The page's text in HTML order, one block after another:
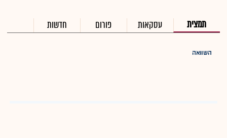
תמצית עסקאות פורום חדשות
השוואה